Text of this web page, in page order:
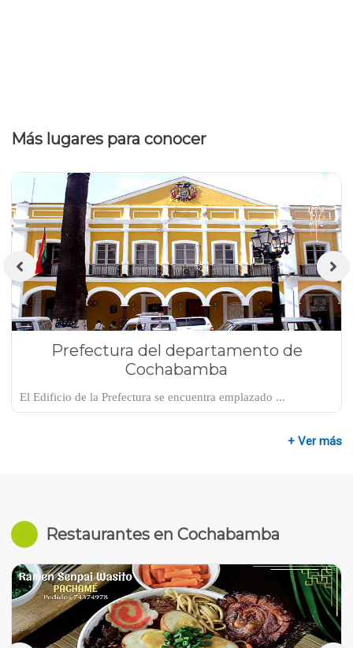
Más lugares para conocer
Prefectura del departamento de
Cochabamba
El Edificio de la Prefectura se encuentra emplazado ...
+ Ver más
Restaurantes en Cochabamba